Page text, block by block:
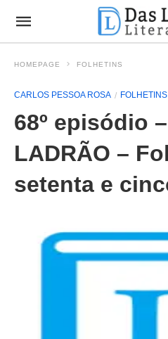
HOMEPAGE FOLHETINS
CARLOS PESSOA ROSA FOLHETINS
68º episódio
LADRÃO –
setenta e